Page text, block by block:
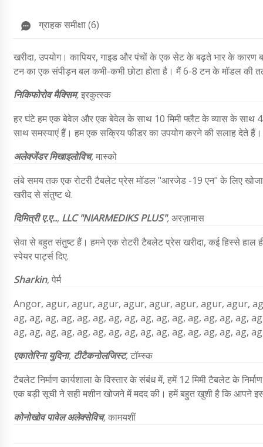
ग्राहक समीक्षा (6)
खरीदा, उपयोग। कापियर, गाइड और पंचों के एक सेट के बढ़ते भार के कारण
टन का एक संपीड़न बल कभी-कभी छोटा होता है। मैं 6-8 टन के मॉडल की
निकिफोरोव मैक्सिम,इरकुत्स्क
हर घंटे हम एक बेवेल और एक बेवेल के साथ 10 मिमी फ्लैट के व्यास के साथ
साथ समस्याएं हैं। हम एक सक्रिय फीडर का उपयोग करने की सलाह देते हैं।
अलेक्जेंडर मिखाइलोविच,मास्को
लंबे समय तक एक रोटरी टैबलेट प्रेस मॉडल "आरजेड -19 एन" के लिए खोजा
खरीद से संतुष्ट थे.
दिमित्री ए.ए.., LLC "NIARMEDIKS PLUS",अरज़ामास
सेवा से बहुत संतुष्ट हैं। हमने एक रोटरी टैबलेट प्रेस खरीदा, कई हिस्से
स्पेयर पार्ट्स दिए.
Sharkin, पेर्म
Angor, agur, agur, agur, agur, agur, agur, agur, agur,
ag, ag, ag, ag, ag, ag, ag, ag, ag, ag, ag, ag, ag, ag, ag,
ag, ag, ag, ag, ag, ag, ag, ag, ag, ag, ag, ag, ag, ag, ag,
एकातेरिना युदिना, टीटैकनोलजिस्ट,टॉम्स्क
टैबलेट निर्माण कार्यशाला के विस्तार के संबंध में, हमें 12 मिमी टैबलेट के
एक बड़ी सूची ने सही मशीन खोजने में मदद की। हमें बहुत खुशी है कि आपने
कोनोखोव पावेल अलेक्सेविच,कामयशीं